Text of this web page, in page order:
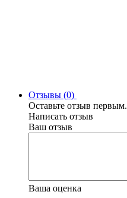
Отзывы (0)
Оставьте отзыв первым.
Написать отзыв
Ваш отзыв
Ваша оценка